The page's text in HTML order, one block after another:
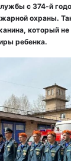
с 374-й
охраны.
который
ребенка.